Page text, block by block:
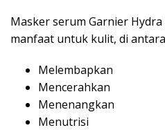
Masker serum Garnier
manfaat untuk kulit, di
Melembapkan
Mencerahkan
Menenangkan
Menutrisi